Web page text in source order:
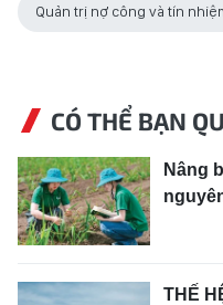
Quản trị nợ công và tín
CÓ THỂ BẠN
Nâng
THẾ